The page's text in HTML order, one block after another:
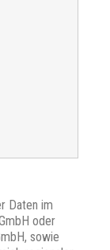
Daten im
oder
sowie